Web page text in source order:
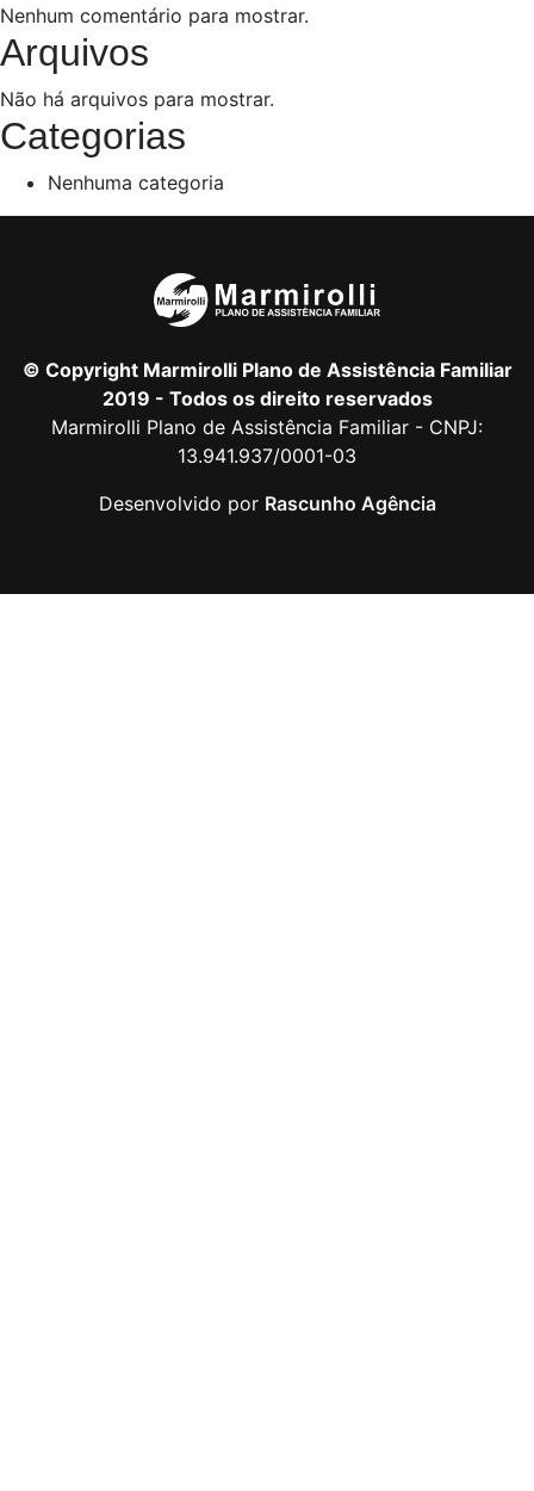
Nenhum comentário para mostrar.
Arquivos
Não há arquivos para mostrar.
Categorias
Nenhuma categoria
© Copyright Marmirolli Plano de Assistência Familiar
2019 - Todos os direito reservados
Marmirolli Plano de Assistência Familiar - CNPJ:
13.941.937/0001-03
Desenvolvido por Rascunho Agência